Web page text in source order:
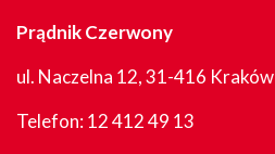
Prądnik Czerwony
ul. Naczelna 12, 31-416 Kraków
Telefon:12 412 49 13